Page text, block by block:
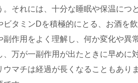
。それには、十分な睡眠や保温につ
ビタミンDを積極的にとる、お酒を
副作用をよく理解し、何か変化や異
、万が一副作用が出たときに早めに
ウマチは経過が長くなることもあり